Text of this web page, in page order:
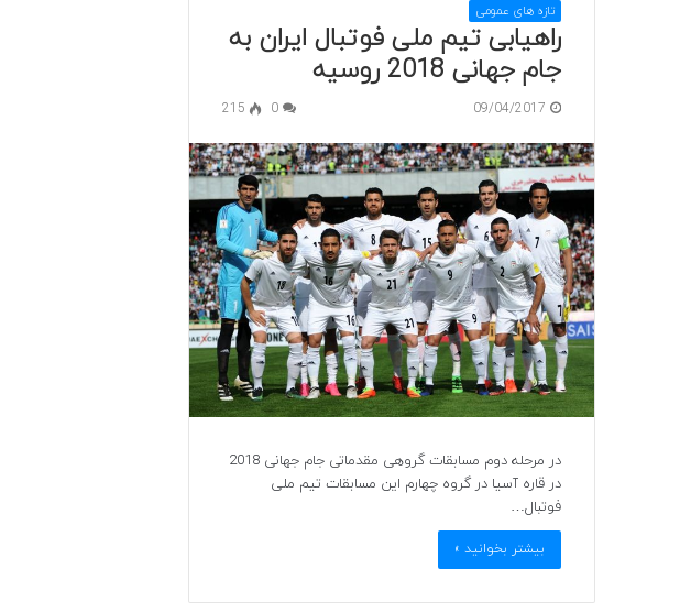
تازه های عمومی
راهیابی تیم ملی فوتبال ایران به
جام جهانی 2018 روسیه
09/04/2017
0
215
در مرحله دوم مسابقات گروهی مقدماتی جام جهانی 2018
در قاره آسیا در گروه چهارم این مسابقات تیم ملی
فوتبال…
بیشتر بخوانید »